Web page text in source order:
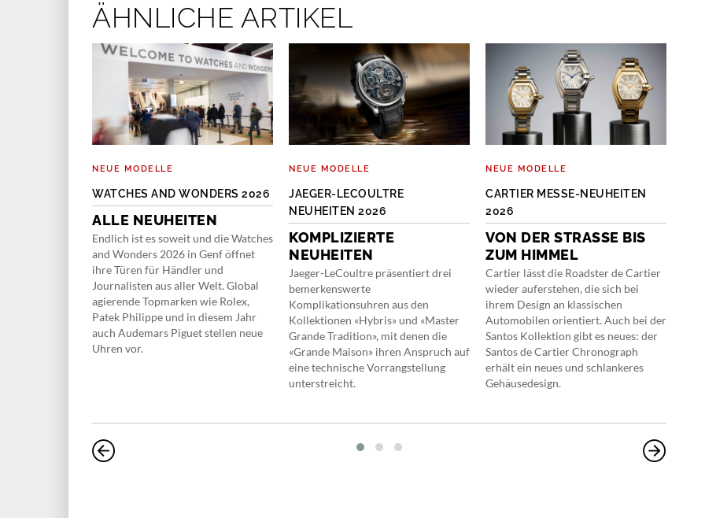
ÄHNLICHE ARTIKEL
NEUE MODELLE
WATCHES AND WONDERS 2026
ALLE NEUHEITEN
Endlich ist es soweit und die Watches
and Wonders 2026 in Genf öffnet
ihre Türen für Händler und
Journalisten aus aller Welt. Global
agierende Topmarken wie Rolex,
Patek Philippe und in diesem Jahr
auch Audemars Piguet stellen neue
Uhren vor.
NEUE MODELLE
JAEGER-LECOULTRE
NEUHEITEN 2026
KOMPLIZIERTE
NEUHEITEN
Jaeger-LeCoultre präsentiert drei
bemerkenswerte
Komplikationsuhren aus den
Kollektionen «Hybris» und «Master
Grande Tradition», mit denen die
«Grande Maison» ihren Anspruch auf
eine technische Vorrangstellung
unterstreicht.
NEUE MODELLE
CARTIER MESSE-NEUHEITEN
2026
VON DER STRASSE BIS Z
UM HIMMEL
Cartier lässt die Roadster de Cartier
wieder auferstehen, die sich bei
ihrem Design an klassischen
Automobilen orientiert. Auch bei der
Santos Kollektion gibt es neues: der
Santos de Cartier Chronograph
erhält ein neues und schlankeres
Gehäusedesign.